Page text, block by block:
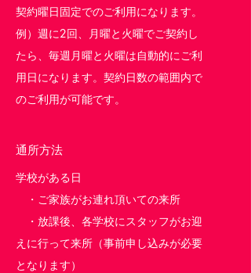
契約曜日固定でのご利用になります。
例）週に2回、月曜と火曜でご契約し
たら、毎週月曜と火曜は自動的にご利
用日になります。契約日数の範囲内で
のご利用が可能です。
通所方法
学校がある日
・ご家族がお連れ頂いての来所
・放課後、各学校にスタッフがお迎
えに行って来所（事前申し込みが必要
となります）